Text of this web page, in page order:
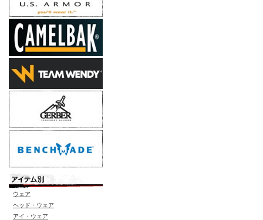
ウェア
ヘッド・ウェア
アイ・ウェア